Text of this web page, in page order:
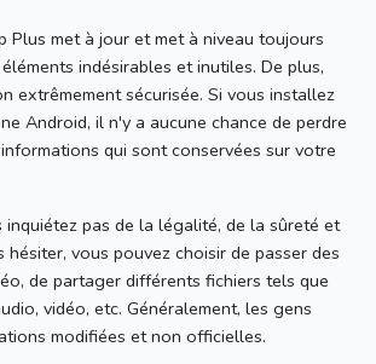
Plus met à jour et met à niveau toujours
indésirables et inutiles. De plus,
extrêmement sécurisée. Si vous installez
Android, il n'y a aucune chance de perdre
qui sont conservées sur votre
inquiétez pas de la légalité, de la sûreté et
hésiter, vous pouvez choisir de passer des
de partager différents fichiers tels que
vidéo, etc. Généralement, les gens
modifiées et non officielles.